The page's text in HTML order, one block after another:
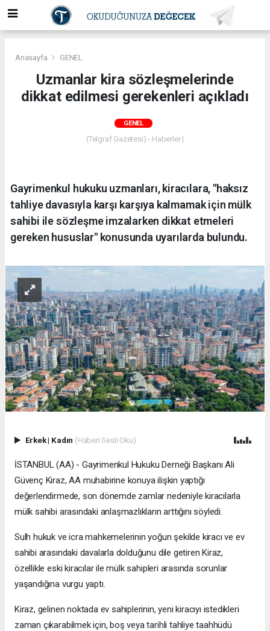
Anasayfa GENEL
Uzmanlar kira sözleşmelerinde
dikkat edilmesi gerekenleri açıkladı
GENEL
(Telgraf Gazetesi) - Haberler |
Gayrimenkul hukuku uzmanları, kiracılara, "haksız
tahliye davasıyla karşı karşıya kalmamak için mülk
sahibi ile sözleşme imzalarken dikkat etmeleri
gereken hususlar" konusunda uyarılarda bulundu.
Erkek| Kadın (Haberi Sesli Oku)
İSTANBUL (AA) - Gayrimenkul Hukuku Derneği Başkanı Ali
Güvenç Kiraz, AA muhabirine konuya ilişkin yaptığı
değerlendirmede, son dönemde zamlar nedeniyle kiracılarla
mülk sahibi arasındaki anlaşmazlıkların arttığını söyledi.
Sulh hukuk ve icra mahkemelerinin yoğun şekilde kiracı ve ev
sahibi arasındaki davalarla dolduğunu dile getiren Kiraz,
özellikle eski kiracılar ile mülk sahipleri arasında sorunlar
yaşandığına vurgu yaptı.
Kiraz, gelinen noktada ev sahiplerinin, yeni kiracıyı istedikleri
zaman çıkarabilmek için, boş veya tarihli tahliye taahhüdü